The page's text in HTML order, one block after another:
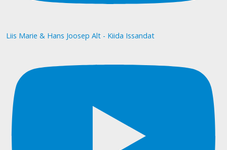
Liis Marie & Hans Joosep Alt - Kiida Issandat